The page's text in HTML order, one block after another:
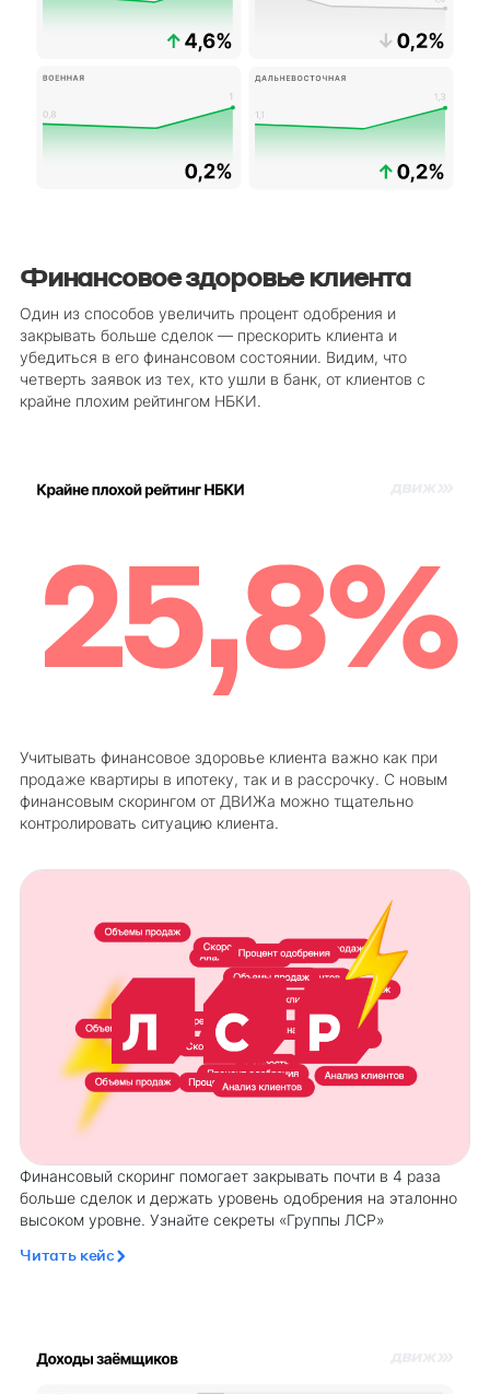
Финансовое здоровье клиента
Один из способов увеличить процент одобрения и
закрывать больше сделок — прескорить клиента и
убедиться в его финансовом состоянии. Видим, что
четверть заявок из тех, кто ушли в банк, от клиентов с
крайне плохим рейтингом НБКИ.
Учитывать финансовое здоровье клиента важно как при
продаже квартиры в ипотеку, так и в рассрочку. С новым
финансовым скорингом от ДВИЖа можно тщательно
контролировать ситуацию клиента.
Финансовый скоринг помогает закрывать почти в 4 раза
больше сделок и держать уровень одобрения на эталонно
высоком уровне. Узнайте секреты «Группы ЛСР»
Читать кейс